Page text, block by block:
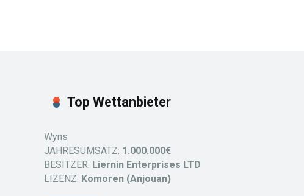
Top Wettanbieter
Wyns
JAHRESUMSATZ: 1.000.000€
BESITZER: Liernin Enterprises LTD
LIZENZ: Komoren (Anjouan)